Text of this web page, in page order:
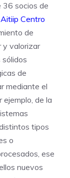
36 socios de
Aitiip Centro
de
y valorizar
de
mediante el
ejemplo, de la
tipos
o
ese
nuevos